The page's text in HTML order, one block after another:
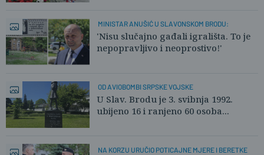
MINISTAR ANUŠIĆ U SLAVONSKOM BRODU:
'Nisu slučajno gađali igrališta. To je
nepopravljivo i neoprostivo!'
OD AVIOBOMBI SRPSKE VOJSKE
U Slav. Brodu je 3. svibnja 1992.
ubijeno 16 i ranjeno 60 osoba...
NA KORZU URUČIO POTICAJNE MJERE I BERETKE